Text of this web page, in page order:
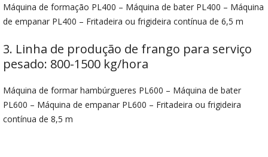
Máquina de formação PL400 – Máquina de bater PL400 – Máquina
de empanar PL400 – Fritadeira ou frigideira contínua de 6,5 m
3. Linha de produção de frango para serviço
pesado: 800-1500 kg/hora
Máquina de formar hambúrgueres PL600 – Máquina de bater
PL600 – Máquina de empanar PL600 – Fritadeira ou frigideira
contínua de 8,5 m